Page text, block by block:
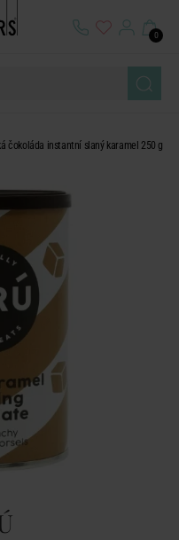
0
čokoláda instantní slaný karamel 250 g